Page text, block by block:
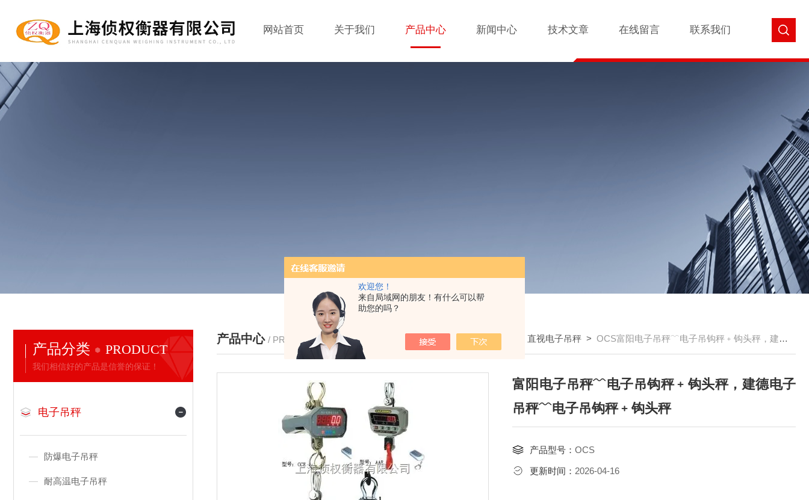
欢迎您！
来自局域网的朋友！有什么可以帮
助您的吗？
网站首页 关于我们 产品中心 新闻中心 技术文章 在线留言 联系我们
产品分类 PRODUCT
我们相信好的产品是信誉的保证！
电子吊秤
防爆电子吊秤
耐高温电子吊秤
产品中心 / PRODUCTS 我的位置： >产品中心 >电子吊秤 >直视电子吊秤 >OCS富阳电子吊秤﹋电子吊钩秤﹢钩头秤，建德电子吊秤﹋电子吊钩秤﹢钩头秤
富阳电子吊秤﹋电子吊钩秤﹢钩头秤，建德电子
吊秤﹋电子吊钩秤﹢钩头秤
产品型号： OCS
更新时间： 2026-04-16